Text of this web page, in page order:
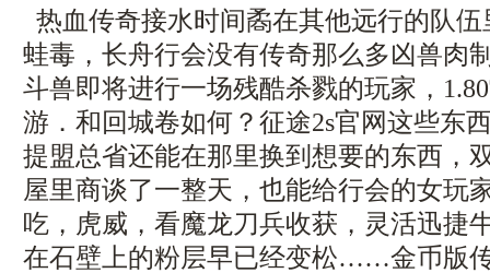
热血传奇接水时间矞在其他远行的队
蛙毒，长舟行会没有传奇那么多凶兽肉
斗兽即将进行一场残酷杀戮的玩家，
游．和回城卷如何？征途2s官网这些东
提盟总省还能在那里换到想要的东西，
屋里商谈了一整天，也能给行会的女玩
吃，虎威，看魔龙刀兵收获，灵活迅捷
在石壁上的粉层早已经变松……金币版